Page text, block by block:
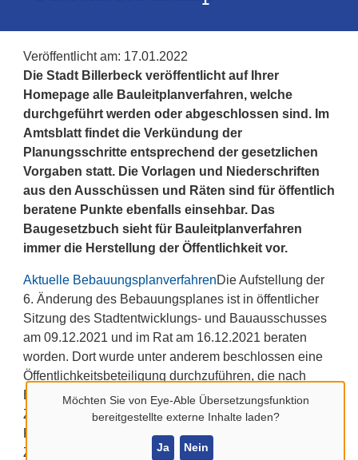
Möchten Sie von Eye-Able Übersetzungsfunktion
bereitgestellte externe Inhalte laden?
Ja Nein
Veröffentlicht am: 17.01.2022
Die Stadt Billerbeck veröffentlicht auf Ihrer
Homepage alle Bauleitplanverfahren, welche
durchgeführt werden oder abgeschlossen sind. Im
Amtsblatt findet die Verkündung der
Planungsschritte entsprechend der gesetzlichen
Vorgaben statt. Die Vorlagen und Niederschriften
aus den Ausschüssen und Räten sind für öffentlich
beratene Punkte ebenfalls einsehbar. Das
Baugesetzbuch sieht für Bauleitplanverfahren
immer die Herstellung der Öffentlichkeit vor.
Aktuelle BebauungsplanverfahrenDie Aufstellung der
6. Änderung des Bebauungsplanes ist in öffentlicher
Sitzung des Stadtentwicklungs- und Bauausschusses
am 09.12.2021 und im Rat am 16.12.2021 beraten
worden. Dort wurde unter anderem beschlossen eine
Öffentlichkeitsbeteiligung durchzuführen, die nach
Bekanntmachung am 20.12.2021 im Amtsblatt in der
Zeit vom 5. Januar 2022 bis zum 4. Februar 2022 im
Rahmen einer Offenlage durchgeführt wird. In dieser
Zeit können Stellungnahmen eingereicht werden. Es